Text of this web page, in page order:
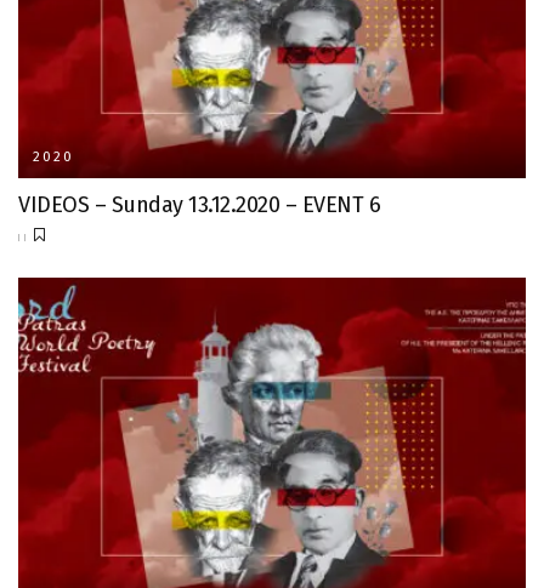
2020
VIDEOS – Sunday 13.12.2020 – EVENT 6